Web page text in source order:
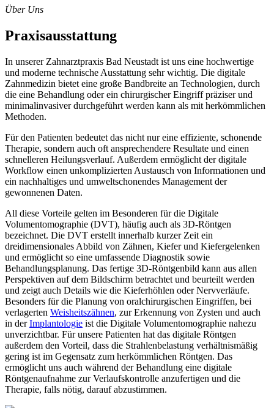
Über Uns
Praxis­ausstattung
In unserer Zahnarztpraxis Bad Neustadt ist uns eine hochwertige
und moderne technische Ausstattung sehr wichtig. Die digitale
Zahnmedizin bietet eine große Bandbreite an Technologien, durch
die eine Behandlung oder ein chirurgischer Eingriff präziser und
minimalinvasiver durchgeführt werden kann als mit herkömmlichen
Methoden.
Für den Patienten bedeutet das nicht nur eine effiziente, schonende
Therapie, sondern auch oft ansprechendere Resultate und einen
schnelleren Heilungsverlauf. Außerdem ermöglicht der digitale
Workflow einen unkomplizierten Austausch von Informationen und
ein nachhaltiges und umweltschonendes Management der
gewonnenen Daten.
All diese Vorteile gelten im Besonderen für die Digitale
Volumentomographie (DVT), häufig auch als 3D-Röntgen
bezeichnet. Die DVT erstellt innerhalb kurzer Zeit ein
dreidimensionales Abbild von Zähnen, Kiefer und Kiefergelenken
und ermöglicht so eine umfassende Diagnostik sowie
Behandlungsplanung. Das fertige 3D-Röntgenbild kann aus allen
Perspektiven auf dem Bildschirm betrachtet und beurteilt werden
und zeigt auch Details wie die Kieferhöhlen oder Nervverläufe.
Besonders für die Planung von oralchirurgischen Eingriffen, bei
verlagerten Weisheitszähnen, zur Erkennung von Zysten und auch
in derImplantologie ist die Digitale Volumentomographie nahezu
unverzichtbar. Für unsere Patienten hat das digitale Röntgen
außerdem den Vorteil, dass die Strahlenbelastung verhältnismäßig
gering ist im Gegensatz zum herkömmlichen Röntgen. Das
ermöglicht uns auch während der Behandlung eine digitale
Röntgenaufnahme zur Verlaufskontrolle anzufertigen und die
Therapie, falls nötig, darauf abzustimmen.